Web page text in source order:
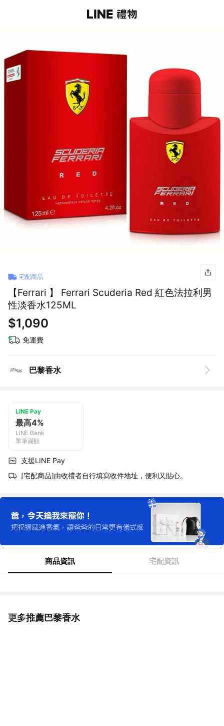
宅配商品
【Ferrari 】 Ferrari Scuderia Red 紅色法拉利男
性淡香水125ML
$1,090
免運費
巴黎香水
LINE Pay
最高4%
LINE Bank
單筆滿額
支援LINE Pay
[宅配商品]由收禮者自行填寫收件地址，便利又貼心。
商品資訊 宅配資訊
更多推薦巴黎香水
看更多